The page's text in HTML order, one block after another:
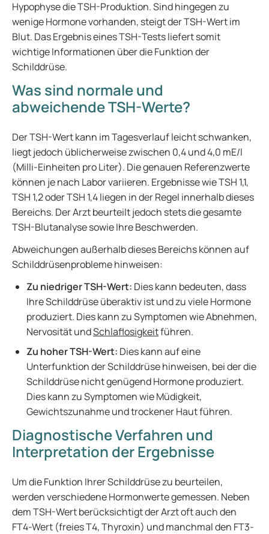
Hypophyse die TSH-Produktion. Sind hingegen zu
wenige Hormone vorhanden, steigt der TSH-Wert im
Blut. Das Ergebnis eines TSH-Tests liefert somit
wichtige Informationen über die Funktion der
Schilddrüse.
Was sind normale und
abweichende TSH-Werte?
Der TSH-Wert kann im Tagesverlauf leicht schwanken,
liegt jedoch üblicherweise zwischen 0,4 und 4,0 mE/l
(Milli-Einheiten pro Liter). Die genauen Referenzwerte
können je nach Labor variieren. Ergebnisse wie TSH 1,1,
TSH 1,2 oder TSH 1,4 liegen in der Regel innerhalb dieses
Bereichs. Der Arzt beurteilt jedoch stets die gesamte
TSH-Blutanalyse sowie Ihre Beschwerden.
Abweichungen außerhalb dieses Bereichs können auf
Schilddrüsenprobleme hinweisen:
Zu niedriger TSH-Wert: Dies kann bedeuten, dass
Ihre Schilddrüse überaktiv ist und zu viele Hormone
produziert. Dies kann zu Symptomen wie Abnehmen,
Nervosität undSchlaflosigkeitführen.
Zu hoher TSH-Wert: Dies kann auf eine
Unterfunktion der Schilddrüse hinweisen, bei der die
Schilddrüse nicht genügend Hormone produziert.
Dies kann zu Symptomen wie Müdigkeit,
Gewichtszunahme und trockener Haut führen.
Diagnostische Verfahren und
Interpretation der Ergebnisse
Um die Funktion Ihrer Schilddrüse zu beurteilen,
werden verschiedene Hormonwerte gemessen. Neben
dem TSH-Wert berücksichtigt der Arzt oft auch den
FT4-Wert (freies T4, Thyroxin) und manchmal den FT3-